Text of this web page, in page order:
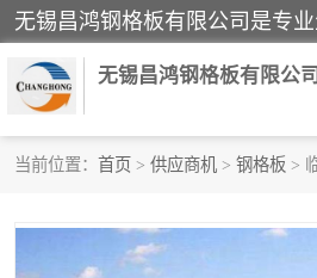
无锡昌鸿钢格板有限公司
当前位置： 首页 > 供应商机 > 钢格板 >
踏步板